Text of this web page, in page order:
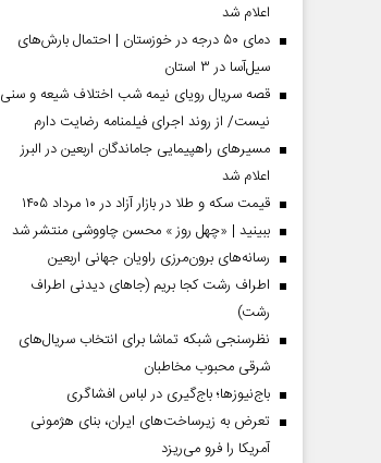
اعلام شد
دمای ۵۰ درجه در خوزستان | احتمال بارش‌های
سیل‌آسا در ۳ استان
قصه سریال رویای نیمه شب اختلاف شیعه و سنی
نیست/ از روند اجرای فیلمنامه رضایت دارم
مسیر‌های راهپیمایی جاماندگان اربعین در البرز
اعلام شد
قیمت سکه و طلا در بازار آزاد در ۱۰ مرداد ۱۴۰۵
ببینید | «چهل روز » محسن چاووشی منتشر شد
رسانه‌های برون‌مرزی راویان جهانی اربعین
اطراف رشت کجا بریم (جاهای دیدنی اطراف
رشت)
نظرسنجی شبکه تماشا برای انتخاب سریال‌های
شرقی محبوب مخاطبان
باج‌نیوزها؛ باج‌گیری در لباس افشاگری
تعرض به زیرساخت‌های ایران، بنای هژمونی
آمریکا را فرو می‌ریزد
صفحات نخست روزنامه ها‌ی‌سه‌شنبه ۶ مردادماه